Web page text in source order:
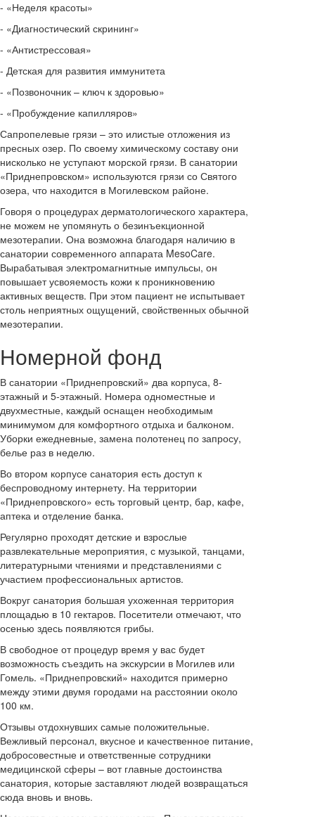
- «Неделя красоты»
- «Диагностический скрининг»
- «Антистрессовая»
- Детская для развития иммунитета
- «Позвоночник – ключ к здоровью»
- «Пробуждение капилляров»
Сапропелевые грязи – это илистые отложения из
пресных озер. По своему химическому составу они
нисколько не уступают морской грязи. В санатории
«Приднепровском» используются грязи со Святого
озера, что находится в Могилевском районе.
Говоря о процедурах дерматологического характера,
не можем не упомянуть о безинъекционной
мезотерапии. Она возможна благодаря наличию в
санатории современного аппарата MesoCare.
Вырабатывая электромагнитные импульсы, он
повышает усвояемость кожи к проникновению
активных веществ. При этом пациент не испытывает
столь неприятных ощущений, свойственных обычной
мезотерапии.
Номерной фонд
В санатории «Приднепровский» два корпуса, 8-
этажный и 5-этажный. Номера одноместные и
двухместные, каждый оснащен необходимым
минимумом для комфортного отдыха и балконом.
Уборки ежедневные, замена полотенец по запросу,
белье раз в неделю.
Во втором корпусе санатория есть доступ к
беспроводному интернету. На территории
«Приднепровского» есть торговый центр, бар, кафе,
аптека и отделение банка.
Регулярно проходят детские и взрослые
развлекательные мероприятия, с музыкой, танцами,
литературными чтениями и представлениями с
участием профессиональных артистов.
Вокруг санатория большая ухоженная территория
площадью в 10 гектаров. Посетители отмечают, что
осенью здесь появляются грибы.
В свободное от процедур время у вас будет
возможность съездить на экскурсии в Могилев или
Гомель. «Приднепровский» находится примерно
между этими двумя городами на расстоянии около
100 км.
Отзывы отдохнувших самые положительные.
Вежливый персонал, вкусное и качественное питание,
добросовестные и ответственные сотрудники
медицинской сферы – вот главные достоинства
санатория, которые заставляют людей возвращаться
сюда вновь и вновь.